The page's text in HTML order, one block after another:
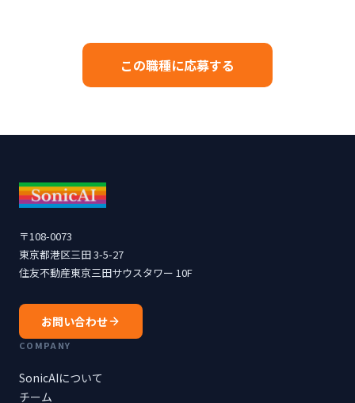
この職種に応募する
〒108-0073
東京都港区三田 3-5-27
住友不動産東京三田サウスタワー 10F
お問い合わせ
COMPANY
SonicAIについて
チーム